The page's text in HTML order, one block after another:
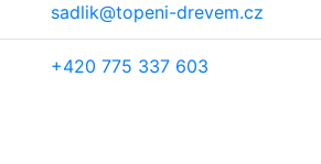
sadlik@topeni-drevem.cz
+420 775 337 603